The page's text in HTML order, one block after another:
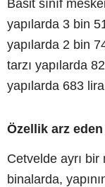
Basit sınıf
yapılarda 3 bin
yapılarda 2 bin
tarzı yapılarda
yapılarda 683
Özellik arz
Cetvelde ayrı
binalarda,